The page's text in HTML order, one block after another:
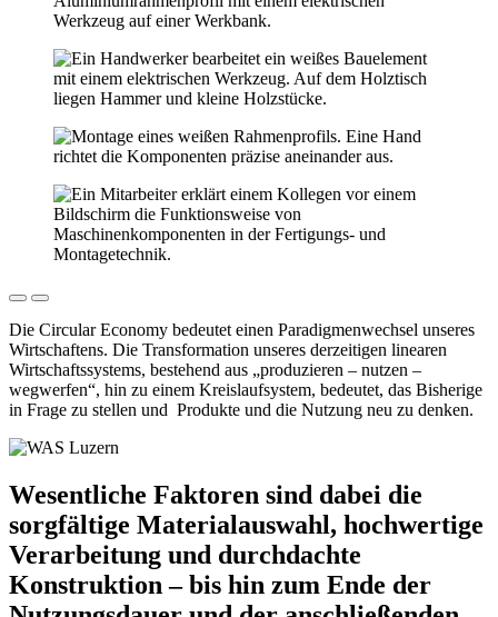
Die Circular Economy bedeutet einen Paradigmenwechsel unseres
Wirtschaftens. Die Transformation unseres derzeitigen linearen
Wirtschaftssystems, bestehend aus „produzieren – nutzen –
wegwerfen“, hin zu einem Kreislaufsystem, bedeutet, das Bisherige
in Frage zu stellen und Produkte und die Nutzung neu zu denken.
Wesentliche Faktoren sind dabei die
sorgfältige Materialauswahl, hochwertige
Verarbeitung und durchdachte
Konstruktion – bis hin zum Ende der